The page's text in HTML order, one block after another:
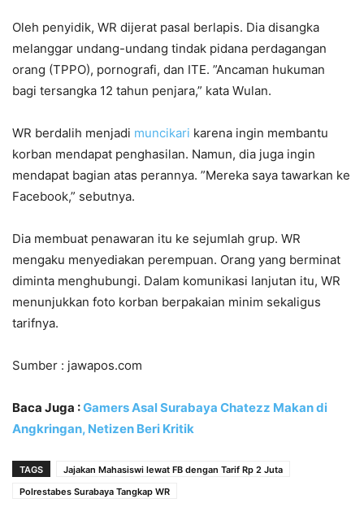
Oleh penyidik, WR dijerat pasal berlapis. Dia disangka
melanggar undang-undang tindak pidana perdagangan
orang (TPPO), pornografi, dan ITE. ”Ancaman hukuman
bagi tersangka 12 tahun penjara,” kata Wulan.
WR berdalih menjadi muncikari karena ingin membantu
korban mendapat penghasilan. Namun, dia juga ingin
mendapat bagian atas perannya. ”Mereka saya tawarkan ke
Facebook,” sebutnya.
Dia membuat penawaran itu ke sejumlah grup. WR
mengaku menyediakan perempuan. Orang yang berminat
diminta menghubungi. Dalam komunikasi lanjutan itu, WR
menunjukkan foto korban berpakaian minim sekaligus
tarifnya.
Sumber : jawapos.com
Baca Juga :Gamers Asal Surabaya Chatezz Makan di
Angkringan, Netizen Beri Kritik
TAGS
Jajakan Mahasiswi lewat FB dengan Tarif Rp 2 Juta
Polrestabes Surabaya Tangkap WR